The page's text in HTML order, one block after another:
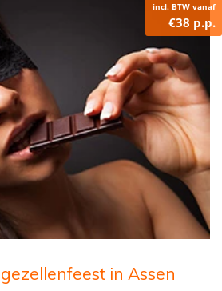
incl. BTW vanaf
€38 p.p.
in Assen